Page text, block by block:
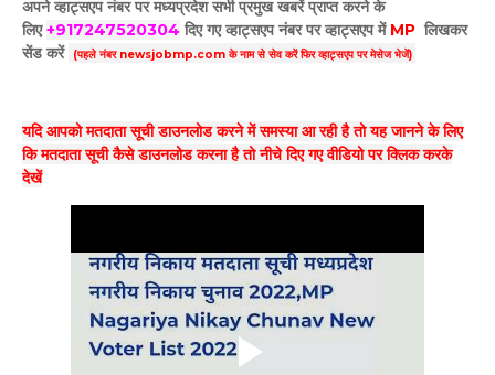
अपने व्हाट्सएप नंबर पर मध्यप्रदेश सभी प्रमुख खबरें प्राप्त करने के
लिए+917247520304 दिए गएव्हाट्सएपनंबर पर व्हाट्सएप में MP लिखकर
सेंड करें
(पहले नंबर newsjobmp.com के नाम से सेव करें फिर व्हाट्सएप पर मेसेज भेजें)
यदि आपको मतदाता सूची डाउनलोड करने में समस्या आ रही है तो यह जानने के लिए
कि मतदाता सूची कैसे डाउनलोड करना है तो नीचे दिए गए वीडियो पर क्लिक करके
देखें